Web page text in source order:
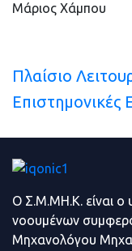
Μάριος Χάμπου
Πλαίσιο
Επιστημονικές
Ο Σ.Μ.ΜΗ.Κ. είναι ο
νοουμένων
Μηχανολόγου